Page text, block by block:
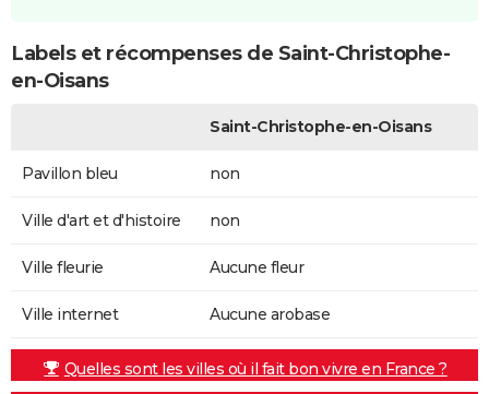
Labels et récompenses de Saint-Christophe-
en-Oisans
Saint-Christophe-en-Oisans
Pavillon bleu non
Ville d'art et d'histoire non
Ville fleurie Aucune fleur
Ville internet Aucune arobase
Quelles sont les villes où il fait bon vivre en France ?